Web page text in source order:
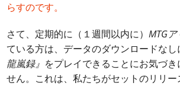
らすのです。
さて、定期的に（１週間以内に）MTG
ている方は、データのダウンロードなし
龍嵐録』 をプレイできることにお気づ
せん。これは、私たちがセットのリリ